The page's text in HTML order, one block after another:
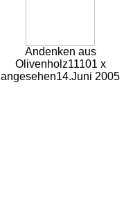
Andenken aus
Olivenholz11101 x
angesehen14.Juni 2005